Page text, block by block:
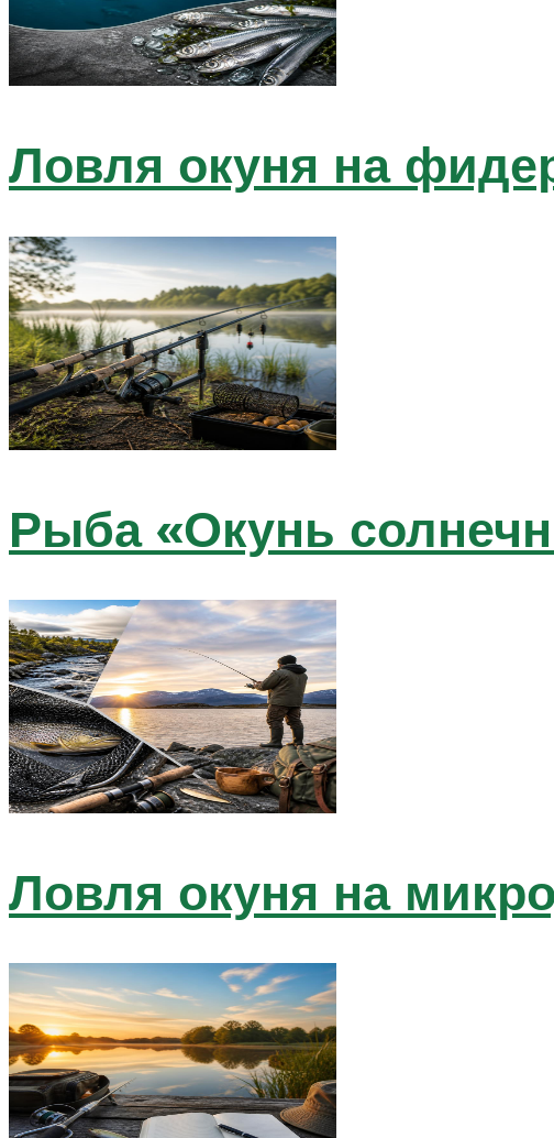
Ловля окуня на
Рыба «Окунь
Ловля окуня на